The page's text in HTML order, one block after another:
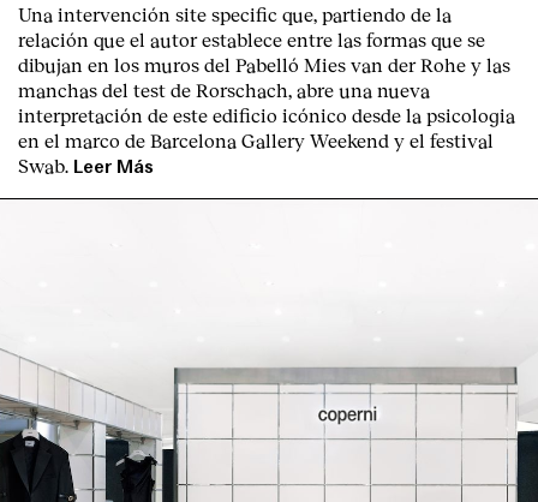
Una intervención site specific que, partiendo de la
relación que el autor establece entre las formas que se
dibujan en los muros del Pabelló Mies van der Rohe y las
manchas del test de Rorschach, abre una nueva
interpretación de este edificio icónico desde la psicologia
en el marco de Barcelona Gallery Weekend y el festival
Swab. Leer Más